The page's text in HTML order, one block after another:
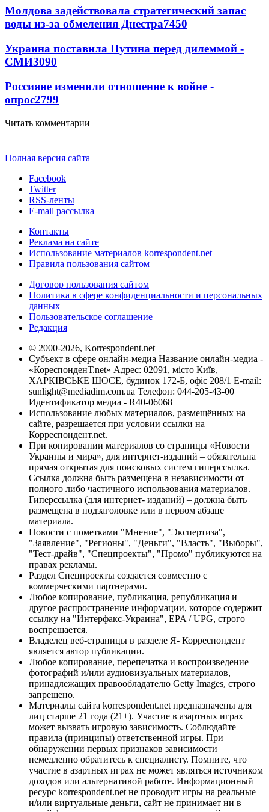
Молдова задействовала стратегический запас
воды из-за обмеления Днестра7450
Украина поставила Путина перед дилеммой -
СМИ3090
Россияне изменили отношение к войне -
опрос2799
Читать комментарии
Полная версия сайта
Facebook
Twitter
RSS-ленты
E-mail рассылка
Контакты
Реклама на сайте
Использование материалов korrespondent.net
Правила пользования сайтом
Договор пользования сайтом
Политика в сфере конфиденциальности и персональных
данных
Пользовательское соглашение
Редакция
© 2000-2026, Korrespondent.net
Субъект в сфере онлайн-медиа Название онлайн-медиа -
«КореспонденТ.net» Адрес: 02091, місто Київ,
ХАРКІВСЬКЕ ШОСЕ, будинок 172-Б, офіс 208/1 E-mail:
sunlight@mediadim.com.ua Телефон: 044-205-43-00
Идентификатор медиа - R40-06068
Использование любых материалов, размещённых на
сайте, разрешается при условии ссылки на
Корреспондент.net.
При копировании материалов со страницы «Новости
Украины и мира», для интернет-изданий – обязательна
прямая открытая для поисковых систем гиперссылка.
Ссылка должна быть размещена в независимости от
полного либо частичного использования материалов.
Гиперссылка (для интернет- изданий) – должна быть
размещена в подзаголовке или в первом абзаце
материала.
Новости с пометками "Мнение", "Экспертиза",
"Заявление", "Регионы", "Деньги", "Власть", "Выборы",
"Тест-драйв", "Спецпроекты", "Промо" публикуются на
правах рекламы.
Раздел Спецпроекты создается совместно с
коммерческими партнерами.
Любое копирование, публикация, републикация и
другое распространение информации, которое содержит
ссылку на "Интерфакс-Украина", EPA / UPG, строго
воспрещается.
Владелец веб-страницы в разделе Я- Корреспондент
является автор публикации.
Любое копирование, перепечатка и воспроизведение
фотографий и/или аудиовизуальных материалов,
принадлежащих правообладателю Getty Images, строго
запрещено.
Материалы сайта korrespondent.net предназначены для
лиц старше 21 года (21+). Участие в азартных играх
может вызвать игровую зависимость. Соблюдайте
правила (принципы) ответственной игры. При
обнаружении первых признаков зависимости
немедленно обратитесь к специалисту. Помните, что
участие в азартных играх не может являться источником
доходов или альтернативой работе. Информационный
ресурс korrespondent.net не проводит игры на реальные
и/или виртуальные деньги, сайт не принимает ни в